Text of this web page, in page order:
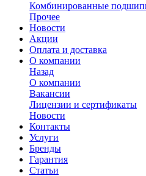
Комбинированные
Прочее
Новости
Акции
Оплата и доставка
О компании
Назад
О компании
Вакансии
Лицензии и сертификаты
Новости
Контакты
Услуги
Бренды
Гарантия
Статьи